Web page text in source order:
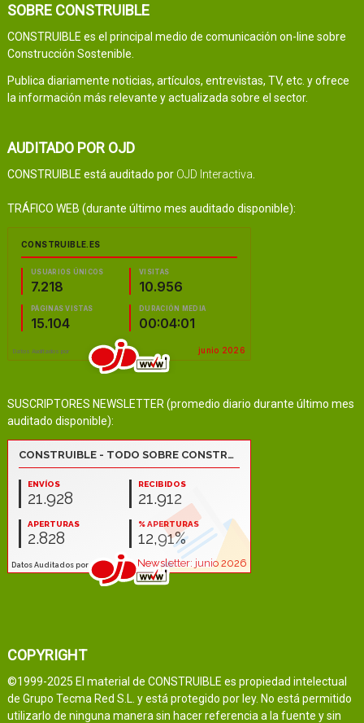
SOBRE CONSTRUIBLE
CONSTRUIBLE es el principal medio de comunicación on-line sobre
Construcción Sostenible.
Publica diariamente noticias, artículos, entrevistas, TV, etc. y ofrece
la información más relevante y actualizada sobre el sector.
AUDITADO POR OJD
CONSTRUIBLE está auditado por OJD Interactiva
TRÁFICO WEB (durante último mes auditado disponible):
SUSCRIPTORES NEWSLETTER (promedio diario durante último mes
auditado disponible):
COPYRIGHT
©1999-2025 El material de CONSTRUIBLE es propiedad intelectual
de Grupo Tecma Red S.L. y está protegido por ley. No está permitido
utilizarlo de ninguna manera sin hacer referencia a la fuente y sin